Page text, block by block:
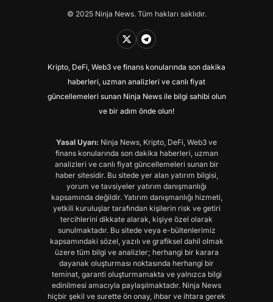
© 2025 Ninja News. Tüm hakları saklıdır.
Kripto, DeFi, Web3 ve finans konularında son dakika
haberleri, uzman analizleri ve canlı fiyat
güncellemeleri sunan Ninja News ile bilgi sahibi olun
ve bir adım önde olun!
Yasal Uyarı: Ninja News, Kripto, DeFi, Web3 ve
finans konularında son dakika haberleri, uzman
analizleri ve canlı fiyat güncellemeleri sunan bir
haber sitesidir. Bu sitede yer alan yatırım bilgisi,
yorum ve tavsiyeler yatırım danışmanlığı
kapsamında değildir. Yatırım danışmanlığı hizmeti,
yetkili kuruluşlar tarafından kişilerin risk ve getiri
tercihlerini dikkate alarak, kişiye özel olarak
sunulmaktadır. Bu sitede veya e-bültenlerimiz
kapsamındaki sözel, yazılı ve grafiksel dahil olmak
üzere tüm bilgi ve analizler; herhangi bir karara
dayanak oluşturması noktasında herhangi bir
teminat, garanti oluşturmamakta ve yalnızca bilgi
edinilmesi amacıyla paylaşılmaktadır. Ninja News
hiçbir şekil ve surette ön onay, ihbar ve ihtara gerek